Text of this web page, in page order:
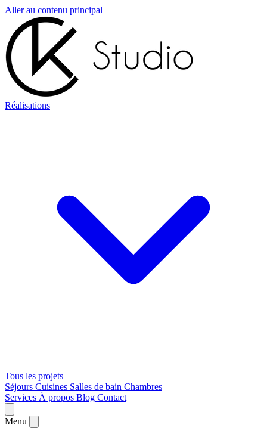
Aller au contenu principal
Réalisations
Tous les projets
Séjours Cuisines Salles de bain Chambres
Services À propos Blog Contact
Menu